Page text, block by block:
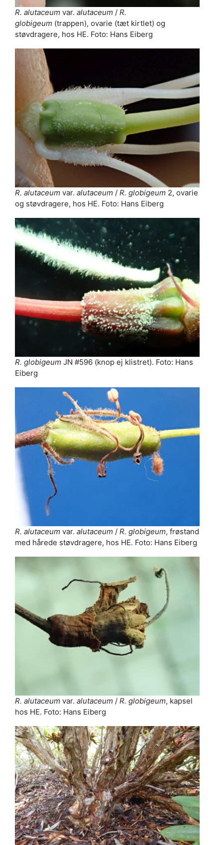
R. alutaceum var. alutaceum / R.
globigeum (trappen), ovarie (tæt kirtlet) og
støvdragere, hos HE. Foto: Hans Eiberg
R. alutaceum var. alutaceum / R. globigeum 2, ovarie
og støvdragere, hos HE. Foto: Hans Eiberg
R. globigeum JN #596 (knop ej klistret). Foto: Hans
Eiberg
R. alutaceum var. alutaceum / R. globigeum, frøstand
med hårede støvdragere, hos HE. Foto: Hans Eiberg
R. alutaceum var. alutaceum / R. globigeum, kapsel
hos HE. Foto: Hans Eiberg